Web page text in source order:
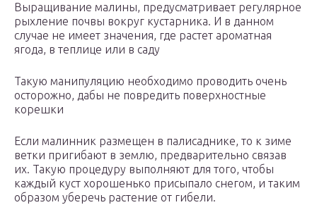
Выращивание малины, предусматривает регулярное
рыхление почвы вокруг кустарника. И в данном
случае не имеет значения, где растет ароматная
ягода, в теплице или в саду
Такую манипуляцию необходимо проводить очень
осторожно, дабы не повредить поверхностные
корешки
Если малинник размещен в палисаднике, то к зиме
ветки пригибают в землю, предварительно связав
их. Такую процедуру выполняют для того, чтобы
каждый куст хорошенько присыпало снегом, и таким
образом уберечь растение от гибели.